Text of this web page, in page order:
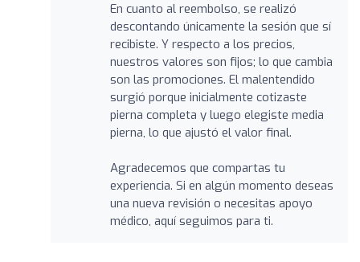
En cuanto al reembolso, se realizó
descontando únicamente la sesión que sí
recibiste. Y respecto a los precios,
nuestros valores son fijos; lo que cambia
son las promociones. El malentendido
surgió porque inicialmente cotizaste
pierna completa y luego elegiste media
pierna, lo que ajustó el valor final.
Agradecemos que compartas tu
experiencia. Si en algún momento deseas
una nueva revisión o necesitas apoyo
médico, aquí seguimos para ti.